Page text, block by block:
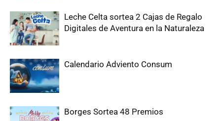
Leche Celta sortea 2 Cajas de Regalo
Digitales de Aventura en la Naturaleza
Calendario Adviento Consum
Borges Sortea 48 Premios